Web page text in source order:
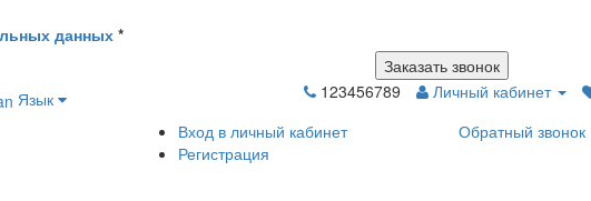
данных *
Заказать звонок
Язык 123456789 Личный кабинет
Вход в личный кабинет
Регистрация
Обратный звонок